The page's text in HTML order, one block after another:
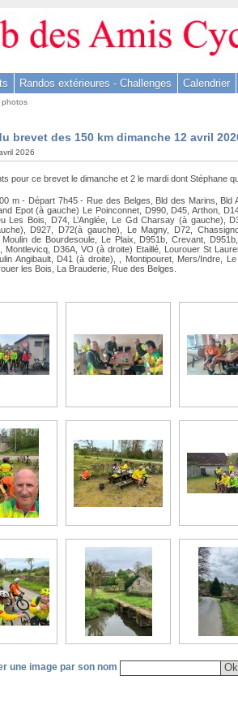
Randos extérieures - Challenges Calendrier
photos
brevet des 150 km dimanche 12 avril
2026
pour ce brevet le dimanche et 2 le mardi dont Stéphane
m - Départ 7h45 - Rue des Belges, Bld des Marins, Bld
Epot (à gauche) Le Poinconnet, D990, D45, Arthon,
Les Bois, D74, L’Anglée, Le Gd Charsay (à gauche),
D927, D72(à gauche), Le Magny, D72,
Moulin de Bourdesoule, Le Plaix, D951b, Crevant,
Montlevicq, D36A, VO (à droite) Etaillé, Lourouer St
Angibault, D41 (à droite), , Montipouret, Mers/Indre,
les Bois, La Brauderie, Rue des Belges.
une image par son nom